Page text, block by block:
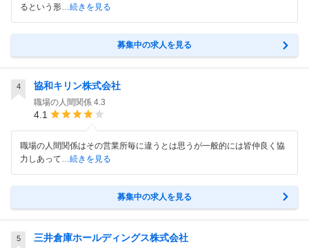
るという形…続きを見る
募集中の求人を見る
4 協和キリン株式会社
職場の人間関係 4.3
4.1
職場の人間関係はその営業所毎に違うとは思うが一般的には皆仲良く協
力しあって …続きを見る
募集中の求人を見る
5 三井倉庫ホールディングス株式会社